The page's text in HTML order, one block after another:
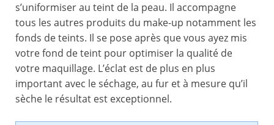
s’uniformiser au teint de la peau. Il accompagne
tous les autres produits du make-up notamment les
fonds de teints. Il se pose après que vous ayez mis
votre fond de teint pour optimiser la qualité de
votre maquillage. L’éclat est de plus en plus
important avec le séchage, au fur et à mesure qu’il
sèche le résultat est exceptionnel.